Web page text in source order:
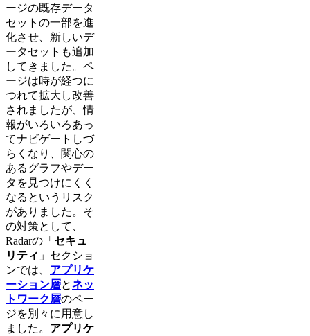
ージの既存データ
セットの一部を進
化させ、新しいデ
ータセットも追加
してきました。ペ
ージは時が経つに
つれて拡大し改善
されましたが、情
報がいろいろあっ
てナビゲートしづ
らくなり、関心の
あるグラフやデー
タを見つけにくく
なるというリスク
がありました。そ
の対策として、
Radarの「 セキュ
リティ 」セクショ
ンでは、 アプリケ
ーション層とネッ
トワーク層のペー
ジを別々に用意し
ました。 アプリケ